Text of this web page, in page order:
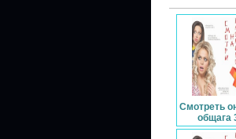
Смотреть
общага